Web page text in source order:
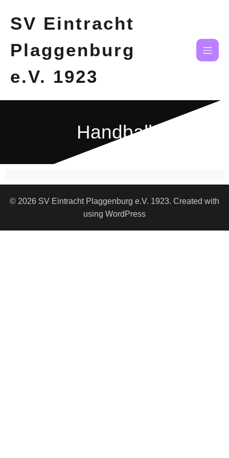
SV Eintracht
Plaggenburg
e.V. 1923
Handball
© 2026 SV Eintracht Plaggenburg e.V. 1923. Created with
using WordPress